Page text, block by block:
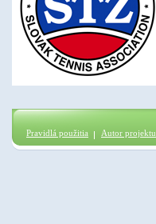
Pravidlá použitia Autor projektu